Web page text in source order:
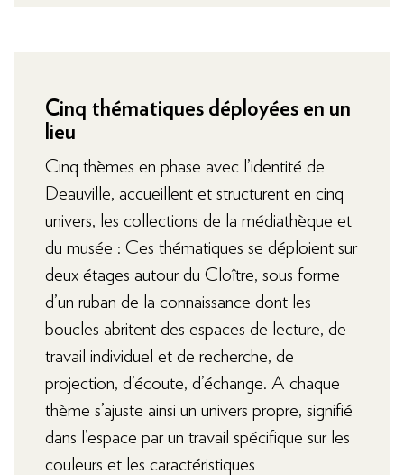
Cinq thématiques déployées en un
lieu
Cinq thèmes en phase avec l’identité de
Deauville, accueillent et structurent en cinq
univers, les collections de la médiathèque et
du musée : Ces thématiques se déploient sur
deux étages autour du Cloître, sous forme
d’un ruban de la connaissance dont les
boucles abritent des espaces de lecture, de
travail individuel et de recherche, de
projection, d’écoute, d’échange. A chaque
thème s’ajuste ainsi un univers propre, signifié
dans l’espace par un travail spécifique sur les
couleurs et les caractéristiques